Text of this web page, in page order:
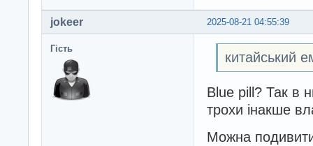
2025-08-21 04:55:39
jokeer
Гість
китайський
Blue pill? Так в
трохи інакше
Можна